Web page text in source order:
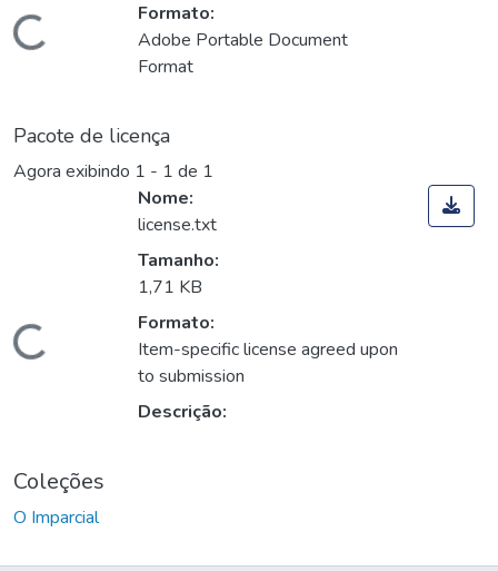
Carregando...
Formato:
Adobe Portable Document
Format
Pacote de licença
Agora exibindo 1 - 1 de 1
Carregando...
Nome:
license.txt
Tamanho:
1,71 KB
Formato:
Item-specific license agreed upon
to submission
Descrição:
Coleções
O Imparcial